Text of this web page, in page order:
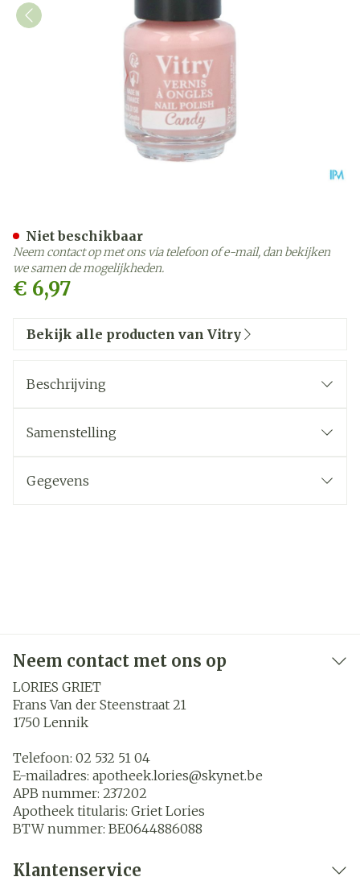
€ 6,97
Niet beschikbaar
Neem contact op met ons via telefoon of e-mail, dan bekijken
we samen de mogelijkheden.
Bekijk alle producten van Vitry
Beschrijving
Samenstelling
Gegevens
Neem contact met ons op
LORIES GRIET
Frans Van der Steenstraat 21
1750 Lennik
Telefoon: 02 532 51 04
E-mailadres: apotheek.lories@skynet.be
APB nummer: 237202
Apotheek titularis: Griet Lories
BTW nummer: BE0644886088
Klantenservice